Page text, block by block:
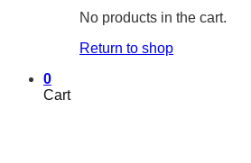
No products in the cart.
Return to shop
0
Cart